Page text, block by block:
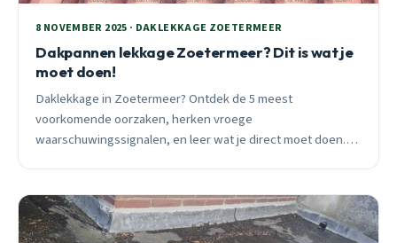
8 NOVEMBER 2025 · DAKLEKKAGE ZOETERMEER
Dakpannen lekkage Zoetermeer? Dit is wat je
moet doen!
Daklekkage in Zoetermeer? Ontdek de 5 meest
voorkomende oorzaken, herken vroege
waarschuwingssignalen, en leer wat je direct moet doen.